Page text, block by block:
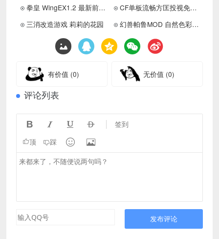
拳皇 WingEX1.2 最新前瞻版分享-经典怀旧游戏
CF单板流畅方匡投视免费助手v10.19下载 更新置顶
三消改造游戏 莉莉的花园
幻兽帕鲁MOD 自然色彩视觉效果,游戏颜色看起来更自然,更接近现实生活
有价值 (0) 无价值 (0)
评论列表
    签到
顶 踩  
发布评论